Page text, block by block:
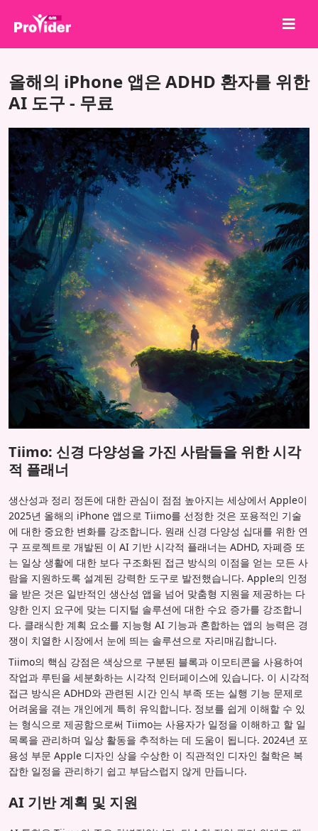
회사 소개
회원가입
서비스
API
이용약관
블로그
올해의 iPhone 앱은 ADHD 환자를 위한
AI 도구 - 무료
Tiimo: 신경 다양성을 가진 사람들을 위한 시각
적 플래너
생산성과 정리 정돈에 대한 관심이 점점 높아지는 세상에서 Apple이
2025년 올해의 iPhone 앱으로 Tiimo를 선정한 것은 포용적인 기술
에 대한 중요한 변화를 강조합니다. 원래 신경 다양성 십대를 위한 연
구 프로젝트로 개발된 이 AI 기반 시각적 플래너는 ADHD, 자폐증 또
는 일상 생활에 대한 보다 구조화된 접근 방식의 이점을 얻는 모든 사
람을 지원하도록 설계된 강력한 도구로 발전했습니다. Apple의 인정
을 받은 것은 일반적인 생산성 앱을 넘어 맞춤형 지원을 제공하는 다
양한 인지 요구에 맞는 디지털 솔루션에 대한 수요 증가를 강조합니
다. 클래식한 계획 요소를 지능형 AI 기능과 혼합하는 앱의 능력은 경
쟁이 치열한 시장에서 눈에 띄는 솔루션으로 자리매김합니다.
Tiimo의 핵심 강점은 색상으로 구분된 블록과 이모티콘을 사용하여
작업과 루틴을 세분화하는 시각적 인터페이스에 있습니다. 이 시각적
접근 방식은 ADHD와 관련된 시간 인식 부족 또는 실행 기능 문제로
어려움을 겪는 개인에게 특히 유익합니다. 정보를 쉽게 이해할 수 있
는 형식으로 제공함으로써 Tiimo는 사용자가 일정을 이해하고 할 일
목록을 관리하며 일상 활동을 추적하는 데 도움이 됩니다. 2024년 포
용성 부문 Apple 디자인 상을 수상한 이 직관적인 디자인 철학은 복
잡한 일정을 관리하기 쉽고 부담스럽지 않게 만듭니다.
AI 기반 계획 및 지원